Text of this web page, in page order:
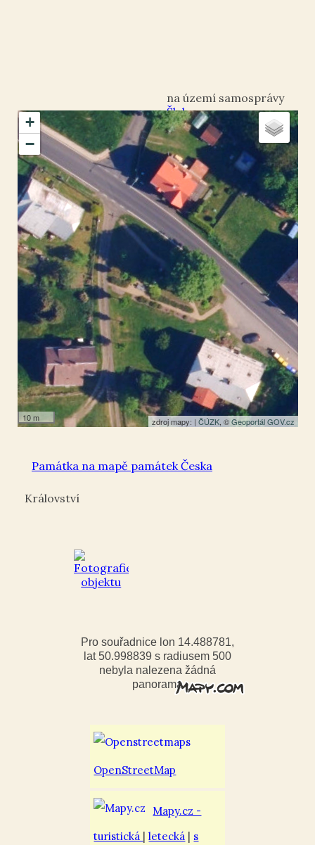
+
−
10 m zdroj mapy: | ČÚZK, ©Geoportál GOV.cz
Šluknov
okres Děčín
Království
50.998839,14.488781
Pomník
Památka na mapě památek Česka
Království
Pro souřadnice lon 14.488781,
lat 50.998839 s radiusem 500
nebyla nalezena žádná
panorama
OpenStreetMap
Mapy.cz -
turistická |letecká | s